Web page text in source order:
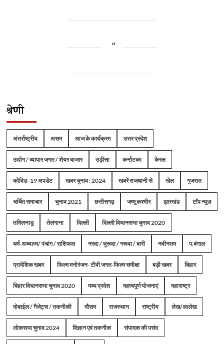
श्रेणी
अंतर्राष्ट्रीय असम आज के कार्यक्रम उत्तर प्रदेश
उद्योग / व्यापार जगत / शेयर बाजार उड़ीसा कर्नाटका केरल
कोविड -19 अपडेट खबर चुनाव : 2024 खबरें राजधानी से खेल गुजरात
चर्चित समाचार चुनाव 2021 छत्तीसगढ़ जम्मू कश्मीर झारखंड टॉप न्यूज़
तमिलनाडु तेलंगाना दिल्ली दिल्ली विधानसभा चुनाव 2020
धर्म-अध्यात्म/ पंचांग / राशिफल नरवा / घुरूवा / गरूवा / बारी नवीनतम प.बंगाल
प्रादेशिक खबर फिल्म मनोरंजन- टीवी जगत-फिल्म समीक्षा बड़ी खबर बिहार
बिहार विधानसभा चुनाव 2020 मध्य प्रदेश महत्वपूर्ण योजनाएं महाराष्ट्र
मोबाईल / गैजेट्स / तकनीकी मौसम राजस्थान राष्ट्रीय लेख/आलेख
लोकसभा चुनाव 2024 विज्ञान एवं तकनीक संपादक की पसंद